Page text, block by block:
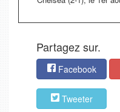
Partagez sur.
Facebook
Tweeter